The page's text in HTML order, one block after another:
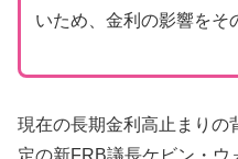
いため、金利の影響をそ
現在の長期金利高止まり
定の新FRB議長ケビン・